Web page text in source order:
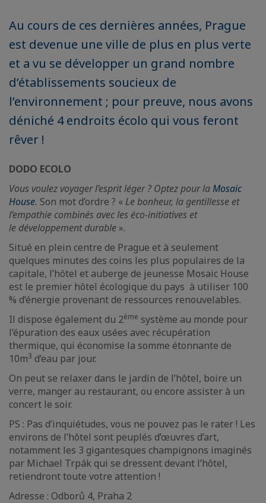
Au cours de ces dernières années, Prague
est devenue une ville de plus en plus verte
et a vu se développer un grand nombre
d’établissements soucieux de
l’environnement ; pour preuve, nous avons
déniché 4 endroits écolo qui vous feront
rêver !
DODO ECOLO
Vous voulez voyager l’esprit léger ? Optez pour laMosaic
House. Son mot d’ordre ? « Le bonheur, la gentillesse et
l’empathie combinés avec les éco-initiatives et
le développement durable».
Situé en plein centre de Prague et à seulement
quelques minutes des coins les plus populaires de la
capitale, l’hôtel et auberge de jeunesse Mosaic House
est le premier hôtel écologique du pays à utiliser 100
% d’énergie provenant de ressources renouvelables.
Il dispose également du 2ème système au monde pour
l’épuration des eaux usées avec récupération
thermique, qui économise la somme étonnante de
10m3 d’eau par jour.
On peut se relaxer dans le jardin de l’hôtel, boire un
verre, manger au restaurant, ou encore assister à un
concert le soir.
PS : Pas d’inquiétudes, vous ne pouvez pas le rater ! Les
environs de l’hôtel sont peuplés d’œuvres d’art,
notamment les 3 gigantesques champignons imaginés
par Michael Trpák qui se dressent devant l’hôtel,
retiendront toute votre attention !
Adresse : Odborů 4, Praha 2